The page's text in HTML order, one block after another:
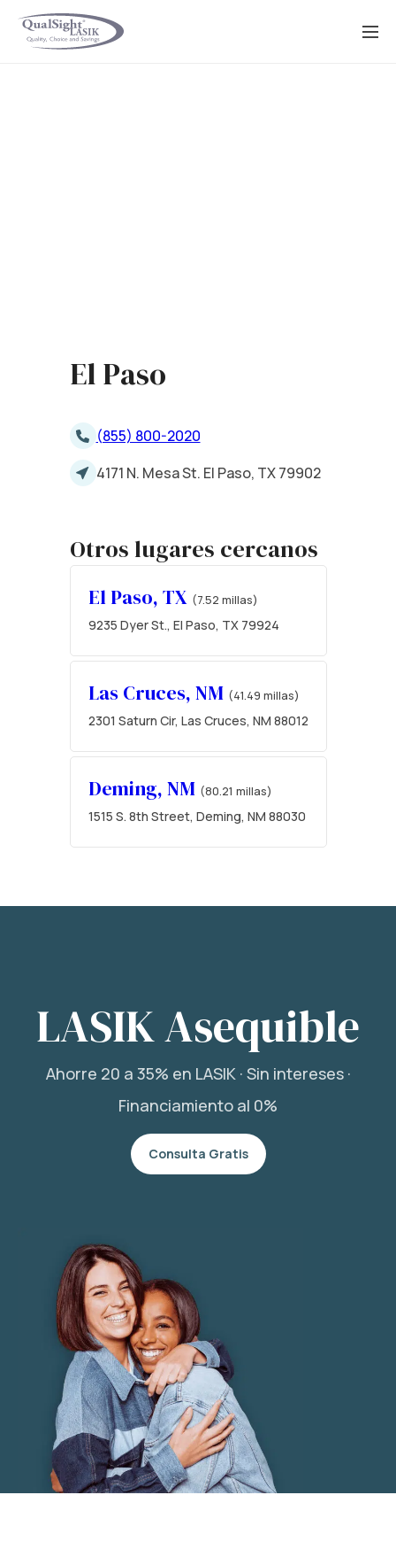
Saltar
El Paso
(855) 800-2020
4171 N. Mesa St. El Paso, TX 79902
Otros lugares cercanos
El Paso, TX (7.52 millas)
9235 Dyer St., El Paso, TX 79924
Las Cruces, NM (41.49 millas)
2301 Saturn Cir, Las Cruces, NM 88012
Deming, NM (80.21 millas)
1515 S. 8th Street, Deming, NM 88030
LASIK Asequible
Ahorre 20 a 35% en LASIK · Sin intereses ·
Financiamiento al 0%
Consulta Gratis